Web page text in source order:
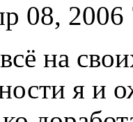
08, 2006
на
я и